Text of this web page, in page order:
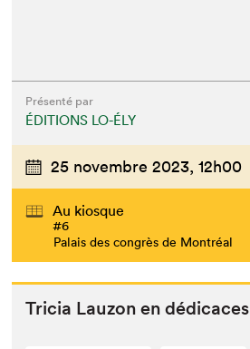
Présenté par
ÉDITIONS LO-ÉLY
25 novembre 2023, 12h00
Au kiosque
#6
Palais des congrès de Montréal
Tri­cia Lau­zon en dédicaces